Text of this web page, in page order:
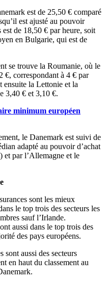
est de 25,50 € comparé
est ajusté au pouvoir
de 18,50 € par heure, soit
en Bulgarie, qui est de
se trouve la Roumanie, où le
€, correspondant à 4 € par
ensuite la Lettonie et la
3,40 € et 3,10 €.
minimum européen
le Danemark est suivi de
adapté au pouvoir d’achat
et par l’Allemagne et le
sont les mieux
le top trois des secteurs les
sauf l’Irlande.
aussi dans le top trois des
des pays européens.
sont aussi des secteurs
en haut du classement au